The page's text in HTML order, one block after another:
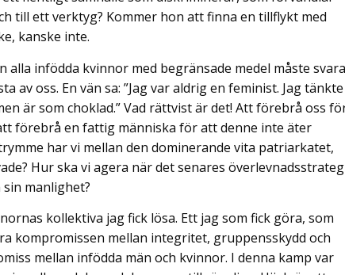
till ett verktyg? Kommer hon att finna en tillflykt med
kanske inte.
infödda kvinnor med begränsade medel måste svara
av oss. En vän sa: ”Jag var aldrig en feminist. Jag tänkte
är som choklad.” Vad rättvist är det! Att förebrå oss
förebrå en fattig människa för att denne inte äter
har vi mellan den dominerande vita patriarkatet,
Hur ska vi agera när det senares
manlighet?
kollektiva jag fick lösa. Ett jag som fick göra, som
kompromissen mellan integritet, gruppensskydd och
mellan infödda män och kvinnor. I denna kamp var